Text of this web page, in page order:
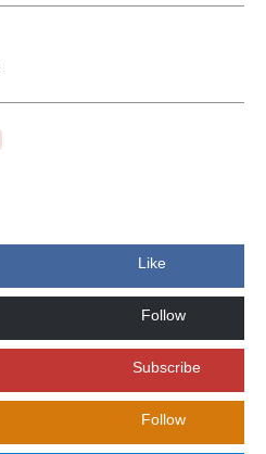
Like
Follow
Subscribe
Follow